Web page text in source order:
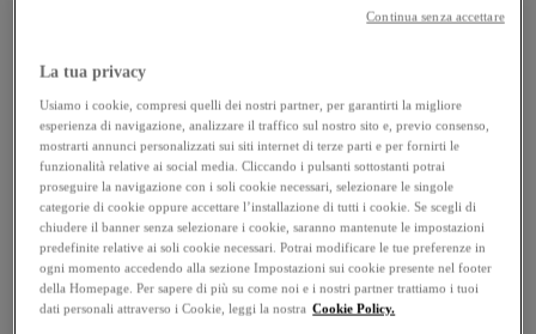
modo: ogni età ha le sue esigenze e rispondere con i
prodotti più adatti è il primo passo per valorizzare la propria
pelle. Scegliere unacrema antirughenon significa inseguire
la giovinezza, ma accompagnare la pelle nei suoi
cambiamenti, offrendo sostegno mirato e trattamenti
efficaci.
Vediamo insieme come individuare lacrema antirughe più
adatta in base all’età, imparando a leggere i bisogni cutanei
La tua privacy
Usiamo i cookie, compresi quelli dei nostri partner, per garantirti la migliore
esperienza di navigazione, analizzare il traffico sul nostro sito e, previo consenso,
mostrarti annunci personalizzati sui siti internet di terze parti e per fornirti le
funzionalità relative ai social media. Cliccando i pulsanti sottostanti potrai
proseguire la navigazione con i soli cookie necessari, selezionare le singole
categorie di cookie oppure accettare l’installazione di tutti i cookie. Se scegli di
chiudere il banner senza selezionare i cookie, saranno mantenute le impostazioni
predefinite relative ai soli cookie necessari. Potrai modificare le tue preferenze in
ogni momento accedendo alla sezione Impostazioni sui cookie presente nel footer
della Homepage. Per sapere di più su come noi e i nostri partner trattiamo i tuoi
dati personali attraverso i Cookie, leggi la nostra Cookie Policy.
Continua senza accettare